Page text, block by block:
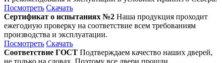
Посмотреть Скачать
Сертификат о испытаниях №2 Наша продукция проходит
ежегодную проверку на соответствие всем требованиям
производства и эксплуатации.
Посмотреть Скачать
Соответствие ГОСТ Подтверждаем качество наших дверей,
не только на словах. Поэтому все двери прошли